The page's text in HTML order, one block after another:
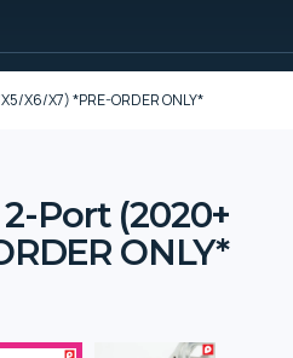
X6/X7) *PRE-ORDER ONLY*
Port (2020+
ONLY*